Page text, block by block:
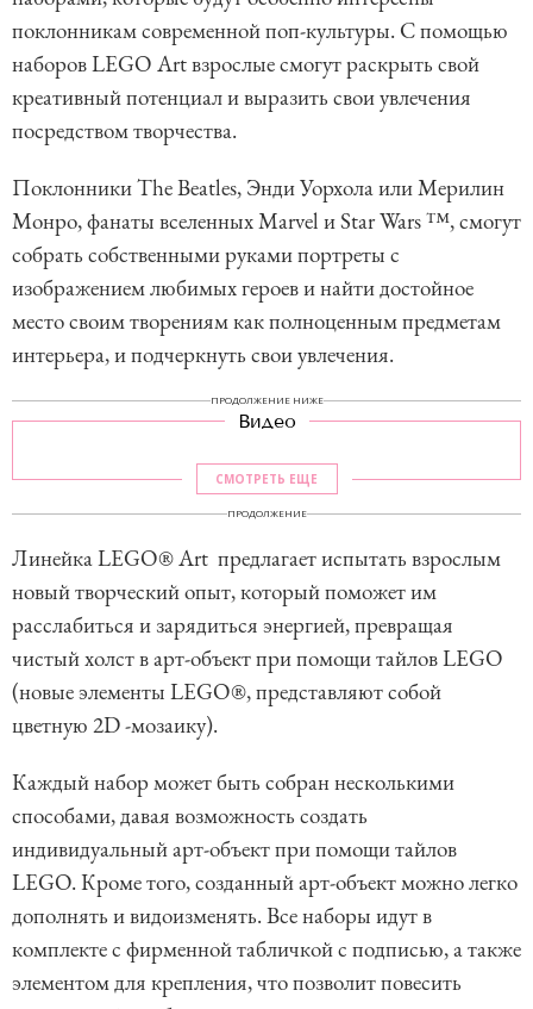
поклонникам современной поп-культуры. С помощью
наборов LEGO Art взрослые смогут раскрыть свой
креативный потенциал и выразить свои увлечения
посредством творчества.
Поклонники The Beatles, Энди Уорхола или Мерилин
Монро, фанаты вселенных Marvel и Star Wars ™, смогут
собрать собственными руками портреты с
изображением любимых героев и найти достойное
место своим творениям как полноценным предметам
интерьера, и подчеркнуть свои увлечения.
ПРОДОЛЖЕНИЕ НИЖЕ
Видео
СМОТРЕТЬ ЕЩЕ
ПРОДОЛЖЕНИЕ
Линейка LEGO® Art предлагает испытать взрослым
новый творческий опыт, который поможет им
расслабиться и зарядиться энергией, превращая
чистый холст в арт-объект при помощи тайлов LEGO
(новые элементы LEGO®, представляют собой
цветную 2D -мозаику).
Каждый набор может быть собран несколькими
способами, давая возможность создать
индивидуальный арт-объект при помощи тайлов
LEGO. Кроме того, созданный арт-объект можно легко
дополнять и видоизменять. Все наборы идут в
комплекте с фирменной табличкой с подписью, а также
элементом для крепления, что позволит повесить